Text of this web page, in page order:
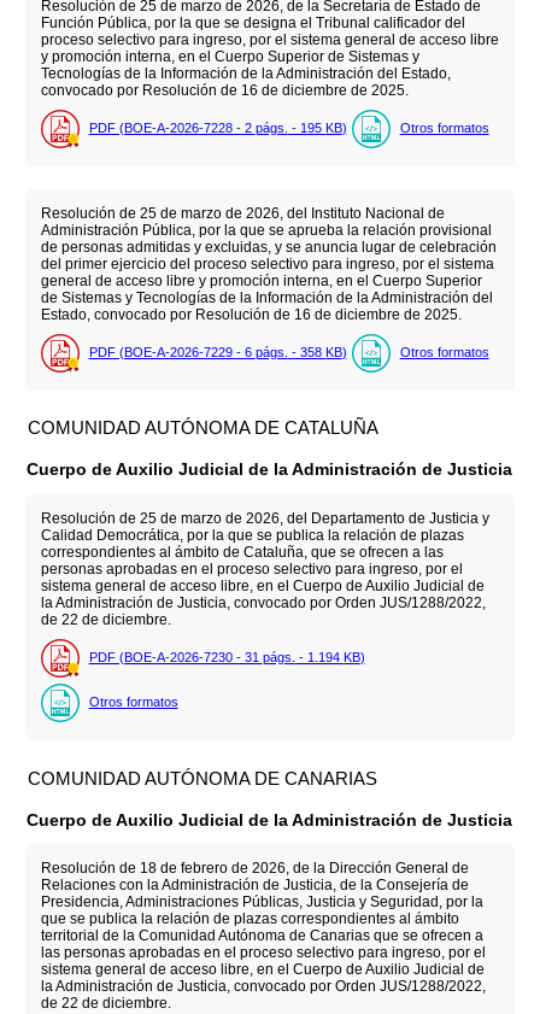
Resolución de 25 de marzo de 2026, de la Secretaría de Estado de
Función Pública, por la que se designa el Tribunal calificador del
proceso selectivo para ingreso, por el sistema general de acceso libre
y promoción interna, en el Cuerpo Superior de Sistemas y
Tecnologías de la Información de la Administración del Estado,
convocado por Resolución de 16 de diciembre de 2025.
PDF (BOE-A-2026-7228 - 2 págs. - 195 KB) Otros formatos
Resolución de 25 de marzo de 2026, del Instituto Nacional de
Administración Pública, por la que se aprueba la relación provisional
de personas admitidas y excluidas, y se anuncia lugar de celebración
del primer ejercicio del proceso selectivo para ingreso, por el sistema
general de acceso libre y promoción interna, en el Cuerpo Superior
de Sistemas y Tecnologías de la Información de la Administración del
Estado, convocado por Resolución de 16 de diciembre de 2025.
PDF (BOE-A-2026-7229 - 6 págs. - 358 KB) Otros formatos
COMUNIDAD AUTÓNOMA DE CATALUÑA
Cuerpo de Auxilio Judicial de la Administración de Justicia
Resolución de 25 de marzo de 2026, del Departamento de Justicia y
Calidad Democrática, por la que se publica la relación de plazas
correspondientes al ámbito de Cataluña, que se ofrecen a las
personas aprobadas en el proceso selectivo para ingreso, por el
sistema general de acceso libre, en el Cuerpo de Auxilio Judicial de
la Administración de Justicia, convocado por Orden JUS/1288/2022,
de 22 de diciembre.
PDF (BOE-A-2026-7230 - 31 págs. - 1.194 KB)
Otros formatos
COMUNIDAD AUTÓNOMA DE CANARIAS
Cuerpo de Auxilio Judicial de la Administración de Justicia
Resolución de 18 de febrero de 2026, de la Dirección General de
Relaciones con la Administración de Justicia, de la Consejería de
Presidencia, Administraciones Públicas, Justicia y Seguridad, por la
que se publica la relación de plazas correspondientes al ámbito
territorial de la Comunidad Autónoma de Canarias que se ofrecen a
las personas aprobadas en el proceso selectivo para ingreso, por el
sistema general de acceso libre, en el Cuerpo de Auxilio Judicial de
la Administración de Justicia, convocado por Orden JUS/1288/2022,
de 22 de diciembre.